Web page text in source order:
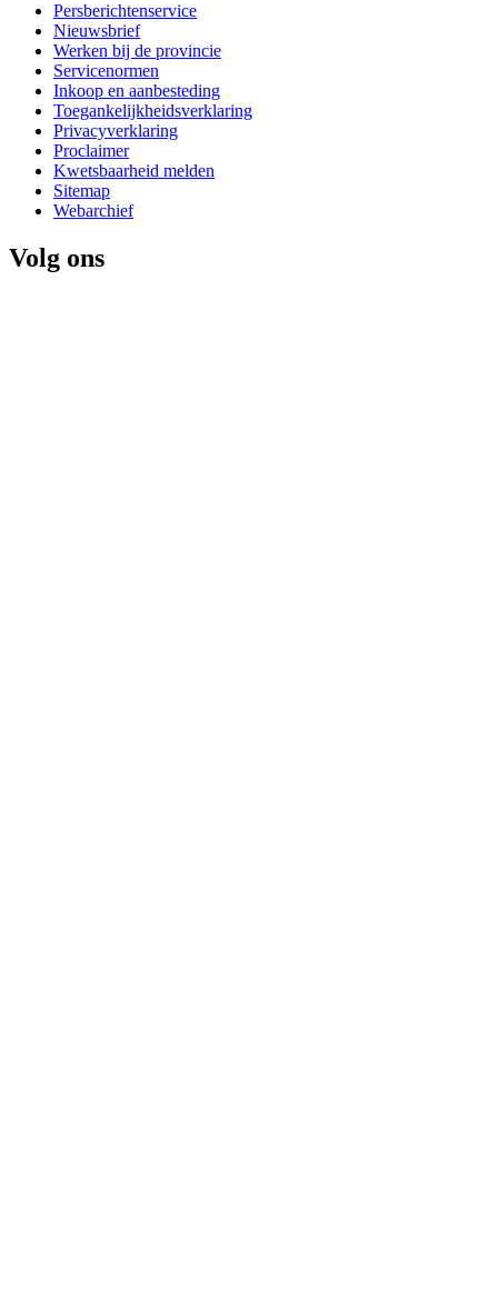
Persberichtenservice
Nieuwsbrief
Werken bij de provincie
Servicenormen
Inkoop en aanbesteding
Toegankelijkheidsverklaring
Privacyverklaring
Proclaimer
Kwetsbaarheid melden
Sitemap
Webarchief
Volg ons